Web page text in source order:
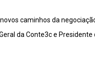
caminhos da
da Conte3c e Presidente